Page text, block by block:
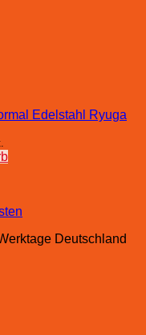
Edelstahl Ryuga
Deutschland